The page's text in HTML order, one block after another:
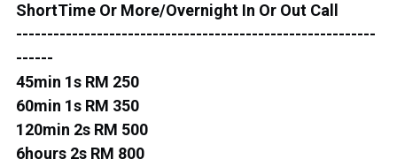
KEBUNTEH
JB TOWN 2
JB TOWN 3
ShortTime Or More/Overnight In Or Out Call
----------------------------------------------------------
------
45min 1s RM 250
60min 1s RM 350
120min 2s RM 500
6hours 2s RM 800